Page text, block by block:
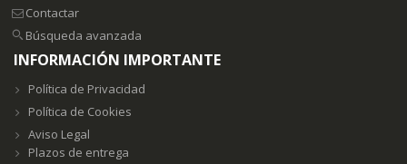
Contactar
Búsqueda avanzada
INFORMACIÓN IMPORTANTE
Política de Privacidad
Política de Cookies
Aviso Legal
Plazos de entrega